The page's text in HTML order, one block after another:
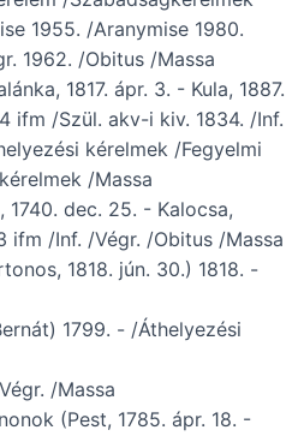
1955. /Aranymise 1980.
1962. /Obitus /Massa
1817. ápr. 3. - Kula, 1887.
ifm /Szül. akv-i kiv. 1834. /Inf.
kérelmek /Fegyelmi
/Massa
1740. dec. 25. - Kalocsa,
ifm /Inf. /Végr. /Obitus /Massa
1818. jún. 30.) 1818. -
1799. - /Áthelyezési
/Massa
(Pest, 1785. ápr. 18. -